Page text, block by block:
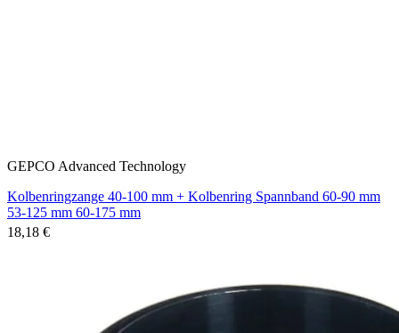
GEPCO Advanced Technology
Kolbenringzange 40-100 mm + Kolbenring Spannband 60-90 mm
53-125 mm 60-175 mm
18,18 €